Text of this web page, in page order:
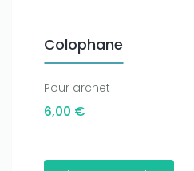
Colophane
Pour archet
6,00 €